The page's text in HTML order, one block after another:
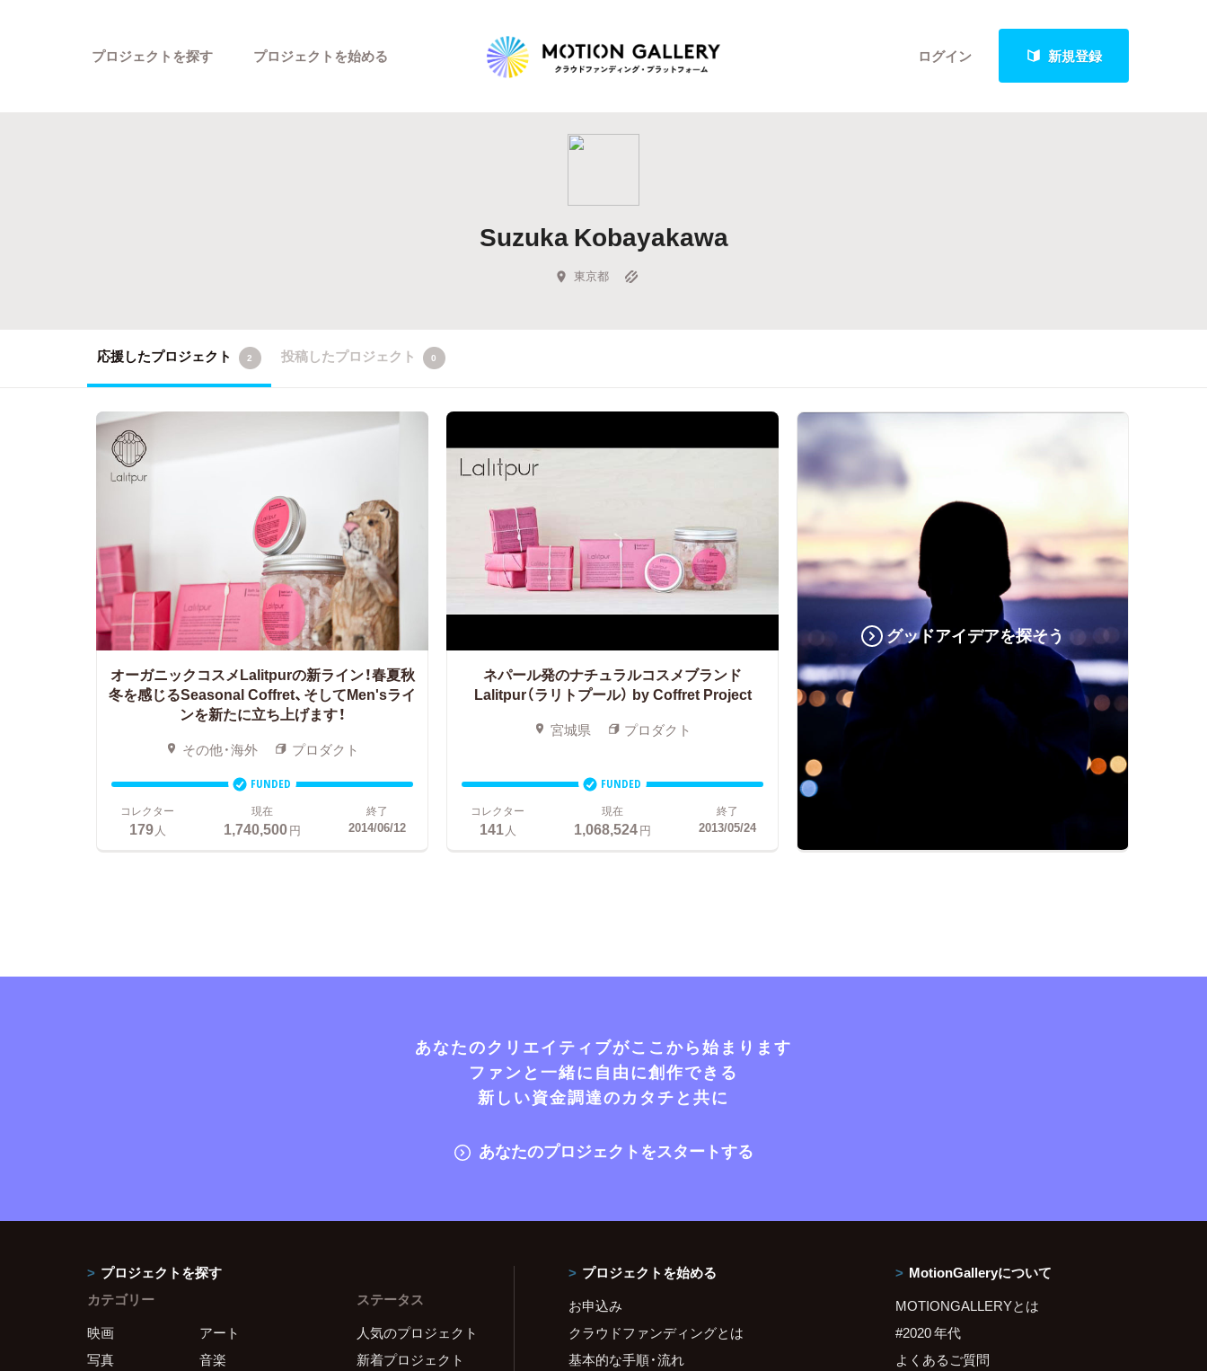
ログイン 新規登録
プロジェクトを探す
Highlight
Feature
キュレーターから探す
プロジェクトを始める
Suzuka Kobayakawa
東京都
応援したプロジェクト 2 投稿したプロジェクト 0
オーガニックコスメLalitpurの新ライン！春夏秋
冬を感じるSeasonal Coffret、そしてMen'sライ
ンを新たに立ち上げます！
その他・海外 プロダクト
FUNDED
コレクター
179人
現在
1,740,500円
終了
2014/06/12
ネパール発のナチュラルコスメブランド
Lalitpur（ラリトプール） by Coffret Project
宮城県 プロダクト
FUNDED
コレクター
141人
現在
1,068,524円
終了
2013/05/24
グッドアイデアを探そう
あなたのクリエイティブがここから始まります
ファンと一緒に自由に創作できる
新しい資金調達のカタチと共に
あなたのプロジェクトをスタートする
プロジェクトを探す
カテゴリー
映画
アート
写真
音楽
ステータス
人気のプロジェクト
新着プロジェクト
プロジェクトを始める
お申込み
クラウドファンディングとは
基本的な手順・流れ
MotionGalleryについて
MOTIONGALLERYとは
#2020 年代
よくあるご質問